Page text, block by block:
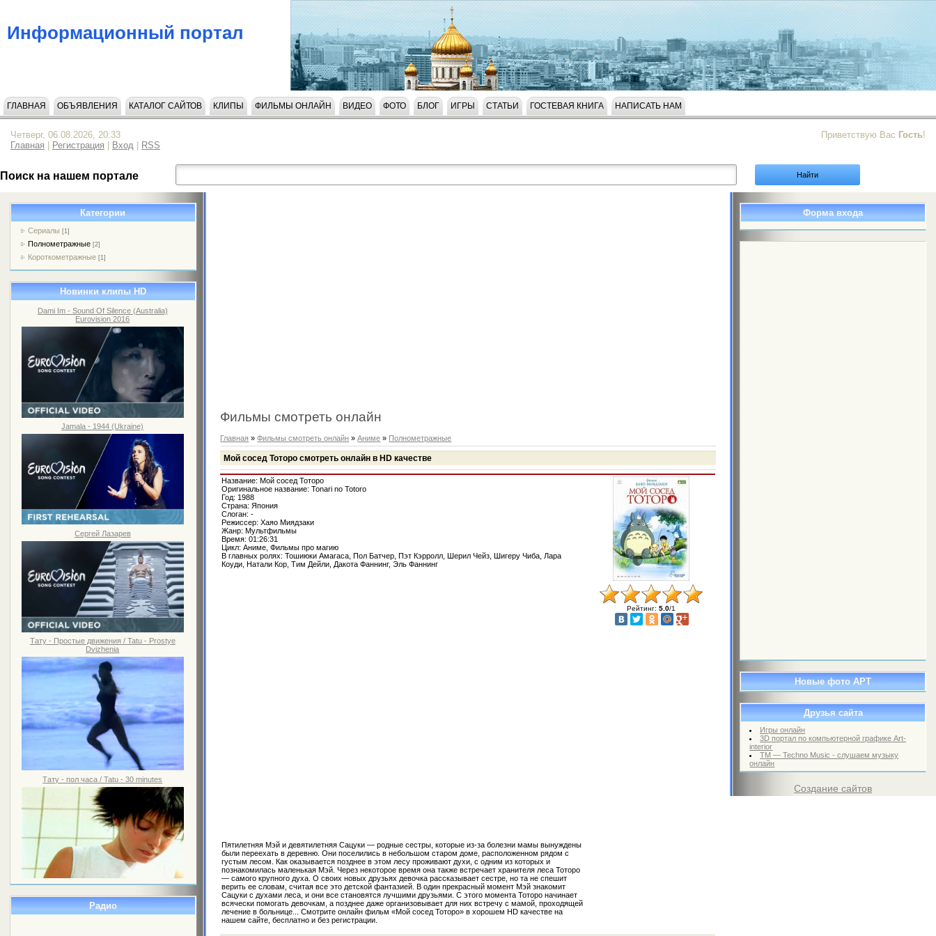
Информационный портал
ГЛАВНАЯ ОБЪЯВЛЕНИЯ КАТАЛОГ САЙТОВ КЛИПЫ ФИЛЬМЫ ОНЛАЙН ВИДЕО ФОТО БЛОГ ИГРЫ СТАТЬИ ГОСТЕВАЯ КНИГА НАПИСАТЬ НАМ
Приветствую Вас Гость!
Четверг, 06.08.2026, 20:33
Главная
Регистрация Вход RSS
Поиск на нашем портале
Категории
Сериалы [1]
Полнометражные [2]
Короткометражные [1]
Новинки клипы HD
Dami Im - Sound Of Silence (Australia)
Eurovision 2016
Jamala - 1944 (Ukraine)
Сергей Лазарев
Тату - Простые движения / Tatu - Prostye
Dvizhenia
Тату - пол часа / Tatu - 30 minutes
Радио
Форма входа
Новые фото АРТ
Друзья сайта
Игры онлайн
3D портал по компьютерной графике Art-
interior
TM — Techno Music - слушаем музыку
онлайн
Создание сайтов
Фильмы смотреть онлайн
Главная »Фильмы смотреть онлайн »Аниме » Полнометражные
Мой сосед Тоторо смотреть онлайн в HD качестве
Название: Мой сосед Тоторо
Оригинальное название: Tonari no Totoro
Год: 1988
Страна: Япония
Слоган: -
Режиссер: Хаяо Миядзаки
Жанр: Мультфильмы
Время: 01:26:31
Цикл: Аниме, Фильмы про магию
В главных ролях: Тошиюки Амагаса, Пол Батчер, Пэт Кэрролл, Шерил Чейз, Шигеру Чиба, Лара
Коуди, Натали Кор, Тим Дейли, Дакота Фаннинг, Эль Фаннинг
Пятилетняя Мэй и девятилетняя Сацуки — родные сестры, которые из-за болезни мамы вынуждены
были переехать в деревню. Они поселились в небольшом старом доме, расположенном рядом с
густым лесом. Как оказывается позднее в этом лесу проживают духи, с одним из которых и
познакомилась маленькая Мэй. Через некоторое время она также встречает хранителя леса Тоторо
— самого крупного духа. О своих новых друзьях девочка рассказывает сестре, но та не спешит
верить ее словам, считая все это детской фантазией. В один прекрасный момент Мэй знакомит
Сацуки с духами леса, и они все становятся лучшими друзьями. С этого момента Тоторо начинает
всячески помогать девочкам, а позднее даже организовывает для них встречу с мамой, проходящей
лечение в больнице... Смотрите онлайн фильм «Мой сосед Тоторо» в хорошем HD качестве на
нашем сайте, бесплатно и без регистрации.
Рейтинг:5.0/1